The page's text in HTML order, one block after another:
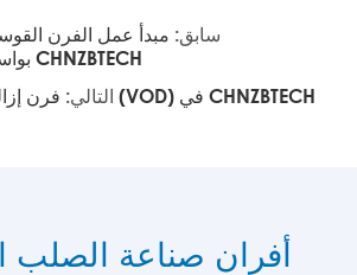
سابق: مبدأ عمل الفرن
Ferrochrome بواسطة CHNZBTECH
التالي:
فرن إزالة الأكسجين المفرغ (VOD) في CHNZBTECH
أفران صناعة الصلب